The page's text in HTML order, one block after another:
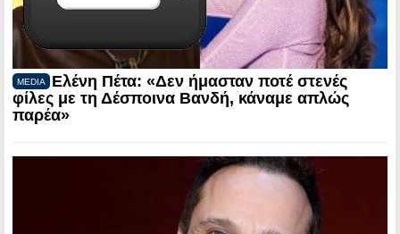
MEDIA
Ελένη Πέτα: «Δεν ήμασταν ποτέ στενές
φίλες με τη Δέσποινα Βανδή, κάναμε απλώς
παρέα»